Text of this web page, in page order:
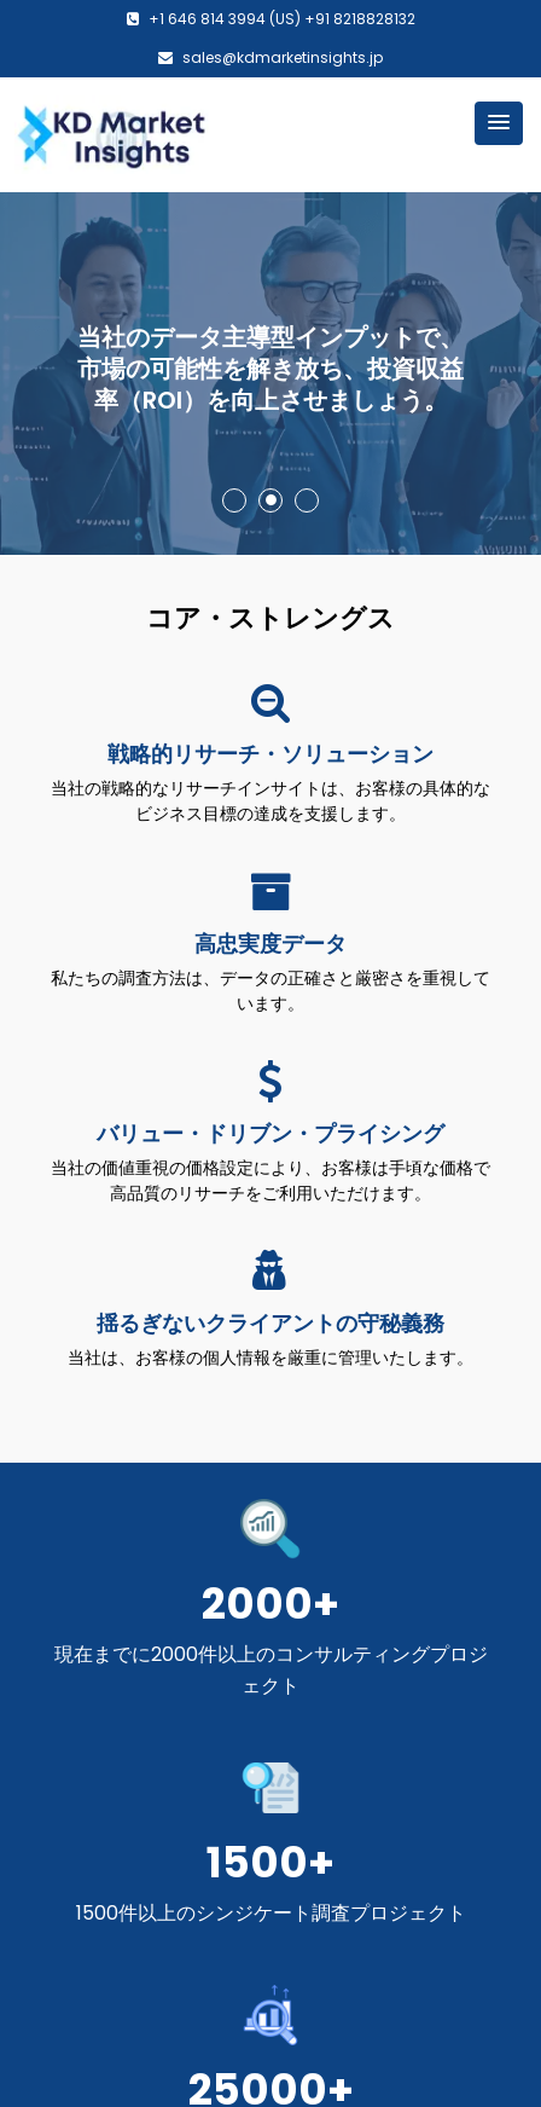
+1 646 814 3994 (US) +91 8218828132
sales@kdmarketinsights.jp
当社のデータ主導型インプットで、
市場の可能性を解き放ち、投資収益
率（ROI）を向上させましょう。
コア・ストレングス
戦略的リサーチ・ソリューション
当社の戦略的なリサーチインサイトは、お客様の具体的な
ビジネス目標の達成を支援します。
高忠実度データ
私たちの調査方法は、データの正確さと厳密さを重視して
います。
バリュー・ドリブン・プライシング
当社の価値重視の価格設定により、お客様は手頃な価格で
高品質のリサーチをご利用いただけます。
揺るぎないクライアントの守秘義務
当社は、お客様の個人情報を厳重に管理いたします。
2000+
現在までに2000件以上のコンサルティングプロジ
ェクト
1500+
1500件以上のシンジケート調査プロジェクト
25000+